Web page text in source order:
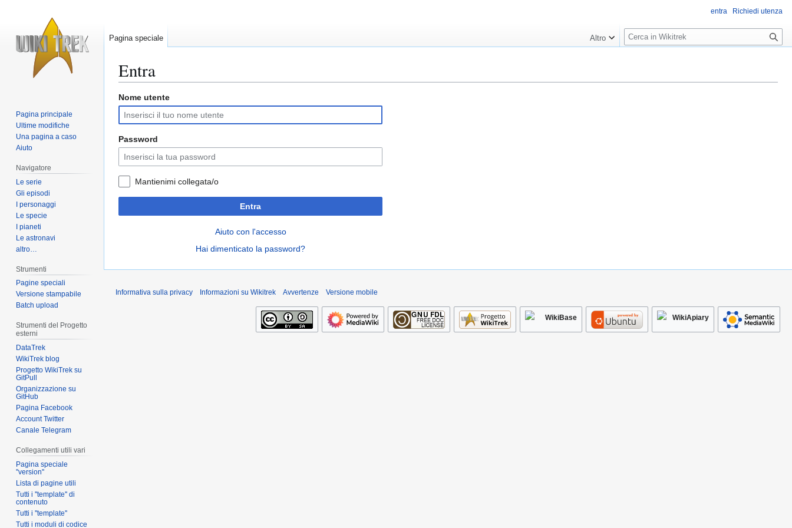
Entra
Vai
alla
navigazione
Vai
alla
ricerca
Nome utente
Password
Mantienimi collegata/o
Entra
Aiuto con l'accesso
Hai dimenticato la password?
entra Richiedi utenza
Pagina speciale Altro
R
i
r
Pagina principale
Ultime modifiche
Una pagina a caso
Aiuto
Navigatore
Le serie
Gli episodi
I personaggi
Le specie
I pianeti
Le astronavi
altro…
Strumenti
Pagine speciali
Versione stampabile
Batch upload
Strumenti del Progetto
esterni
DataTrek
WikiTrek blog
Progetto WikiTrek su
GitPull
Organizzazione su
GitHub
Pagina Facebook
Account Twitter
Canale Telegram
Collegamenti utili vari
Pagina speciale
''version''
Lista di pagine utili
Tutti i ''template'' di
contenuto
Tutti i ''template''
Tutti i moduli di codice
Informativa sulla privacy Informazioni su Wikitrek Avvertenze Versione mobile